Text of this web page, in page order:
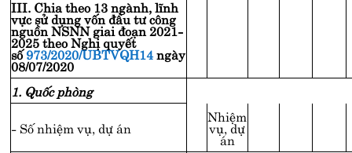
III. Chia theo 13 ngành, lĩnh
vực sử dụng vốn đầu tư công
nguồn NSNN giai đoạn 2021-
2025 theo Nghị quyết
số973/2020/UBTVQH14ngày
08/07/2020
1. Quốc phòng
- Số nhiệm vụ, dự án
Nhiệm
vụ, dự
án